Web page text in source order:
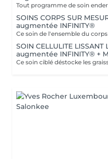
SOINS CORPS SUR
augmentée INFINITY®
SOIN CELLULITE
augmentée INFINITY® +